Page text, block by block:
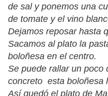
de sal y ponemos una
de tomate y el vino
Dejamos reposar hasta
Sacamos al plato la
boloñesa en el centro.
Se puede rallar un poco
concreto esta boloñesa
Así quedó el plato de